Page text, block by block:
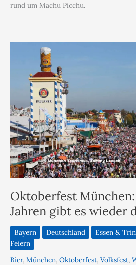
rund um Machu Picchu.
Oktoberfest
Jahren gibt es wieder
Bayern Deutschland Essen &
Feiern
Bier, München, Oktoberfest, Volksfest,